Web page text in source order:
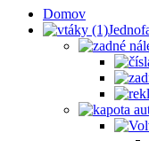
Domov